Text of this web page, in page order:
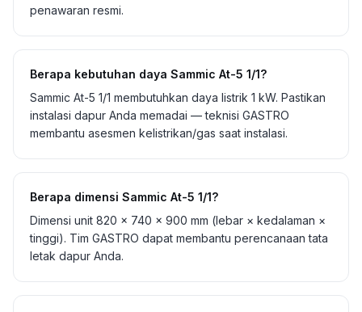
penawaran resmi.
Berapa kebutuhan daya Sammic At-5 1/1?
Sammic At-5 1/1 membutuhkan daya listrik 1 kW. Pastikan
instalasi dapur Anda memadai — teknisi GASTRO
membantu asesmen kelistrikan/gas saat instalasi.
Berapa dimensi Sammic At-5 1/1?
Dimensi unit 820 × 740 × 900 mm (lebar × kedalaman ×
tinggi). Tim GASTRO dapat membantu perencanaan tata
letak dapur Anda.